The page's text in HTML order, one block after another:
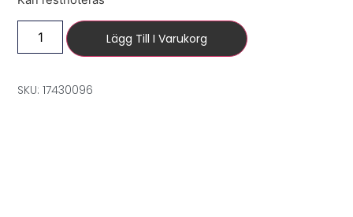
Lägg Till I Varukorg
SKU: 17430096